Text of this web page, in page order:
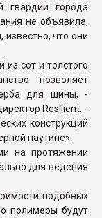
гвардии города
не объявила,
что они
из сот и толстого
позволяет
для шины, -
Resilient. -
конструкций
паутине».
на протяжении
для ведения
подобных
полимеры будут